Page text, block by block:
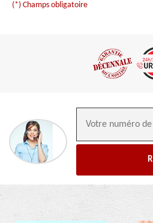
(*) Champs obligatoire